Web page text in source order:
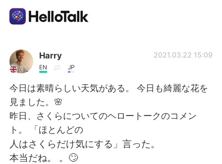
Language Exchange App
AI Grammar Checker
English
简体中文 繁體中文
Harry
EN JP
2021.03.22 15:09
今日は素晴らしい天気がある。 今日も綺麗な花を
見ました。🌸
昨日、さくらについてのヘロートークのコメン
ト。 「ほとんどの
人はさくらだけ気にする」言った。
本当だね。 。🙄